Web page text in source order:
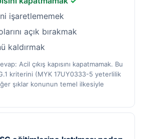
işaretlememek
açık bırakmak
kaldırmak
Acil çıkış kapısını kapatmamak. Bu
kriterini (MYK 17UY0333-5 yeterlilik
şıklar konunun temel ilkesiyle